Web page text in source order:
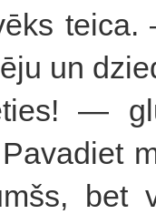
teica. —
un
— gluži
bet